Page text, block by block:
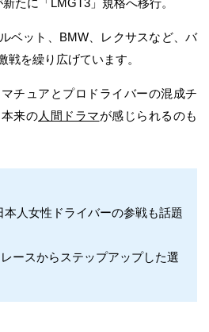
ベット、BMW、レクサスなど、バ
戦を繰り広げています。
チュアとプロドライバーの混成チ
来の人間ドラマが感じられるのも
人女性ドライバーの参戦も話題
ースからステップアップした選